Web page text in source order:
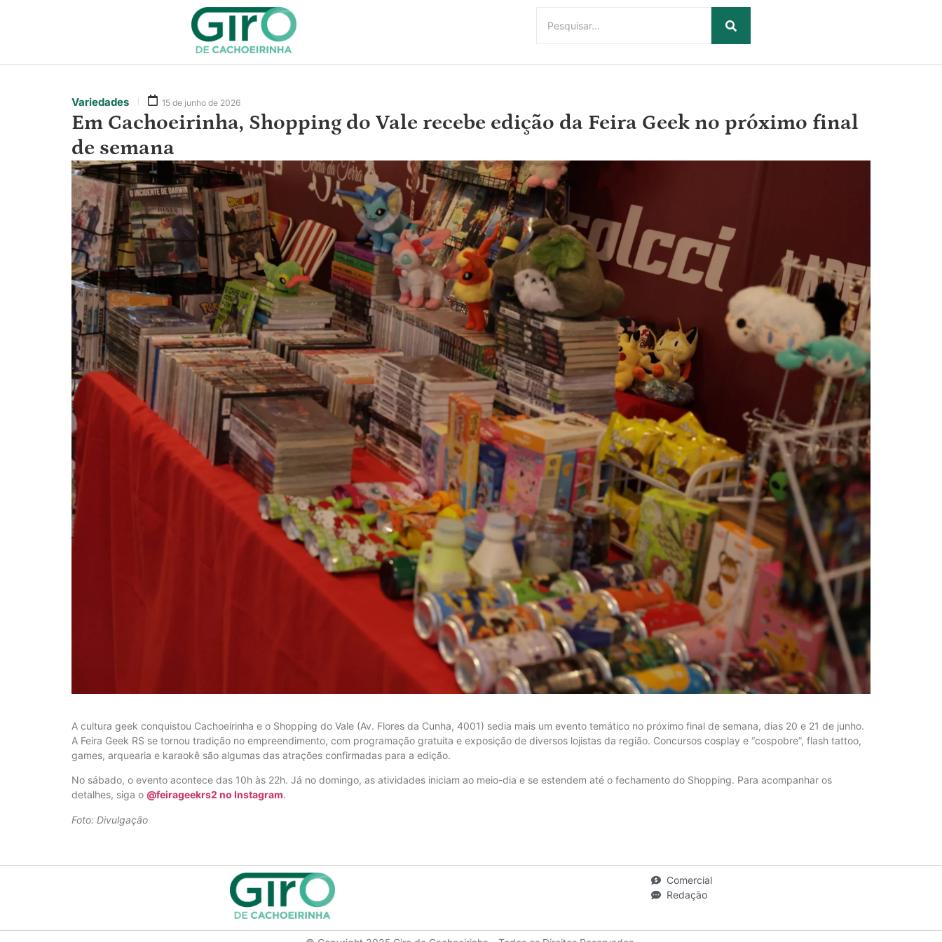
Variedades 15 de junho de 2026
Em Cachoeirinha, Shopping do Vale recebe edição da Feira Geek no próximo final
de semana
A cultura geek conquistou Cachoeirinha e o Shopping do Vale (Av. Flores da Cunha, 4001) sedia mais um evento temático no próximo final de semana, dias 20 e 21 de junho.
A Feira Geek RS se tornou tradição no empreendimento, com programação gratuita e exposição de diversos lojistas da região. Concursos cosplay e “cospobre”, flash tattoo,
games, arquearia e karaokê são algumas das atrações confirmadas para a edição.
No sábado, o evento acontece das 10h às 22h. Já no domingo, as atividades iniciam ao meio-dia e se estendem até o fechamento do Shopping. Para acompanhar os
detalhes, siga o @feirageekrs2 no Instagram.
Foto: Divulgação
Comercial
Redação